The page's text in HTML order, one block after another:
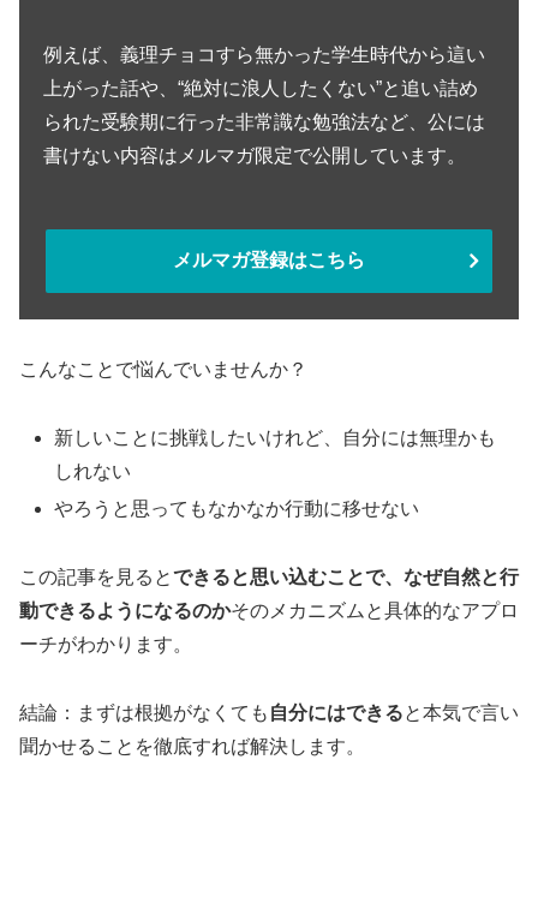
例えば、義理チョコすら無かった学生時代から這い
上がった話や、“絶対に浪人したくない”と追い詰め
られた受験期に行った非常識な勉強法など、公には
書けない内容はメルマガ限定で公開しています。
メルマガ登録はこちら
こんなことで悩んでいませんか？
新しいことに挑戦したいけれど、自分には無理かも
しれない
やろうと思ってもなかなか行動に移せない
この記事を見るとできると思い込むことで、なぜ自然と行
動できるようになるのかそのメカニズムと具体的なアプロ
ーチがわかります。
結論：まずは根拠がなくても 自分にはできると本気で言い
聞かせることを徹底すれば解決します。